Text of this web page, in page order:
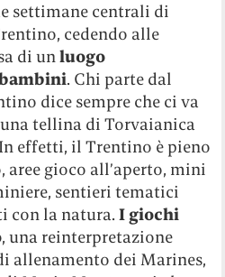
settimane centrali di
cedendo alle
di unluogo
. Chi parte dal
dice sempre che ci va
una tellina di Torvaianica
In effetti, il Trentino è pieno
gioco all’aperto, mini
sentieri tematici
con la natura.I giochi
, una reinterpretazione
allenamento dei Marines,